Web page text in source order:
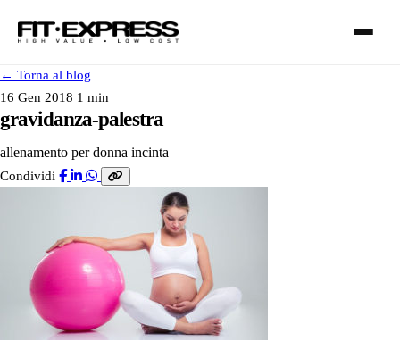
FRANCHISING
SERVIZI
I NOSTRI CLUB
← Torna al blog
16 Gen 2018 1 min
gravidanza-palestra
allenamento per donna incinta
Condividi